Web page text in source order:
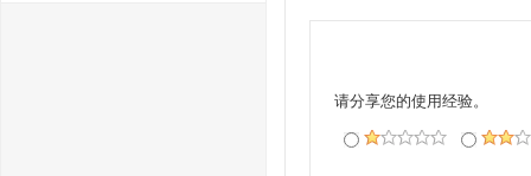
请分享您的使用经验。